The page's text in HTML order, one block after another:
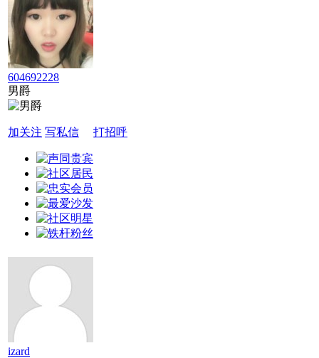
604692228
男爵
加关注 写私信 打招呼
izard